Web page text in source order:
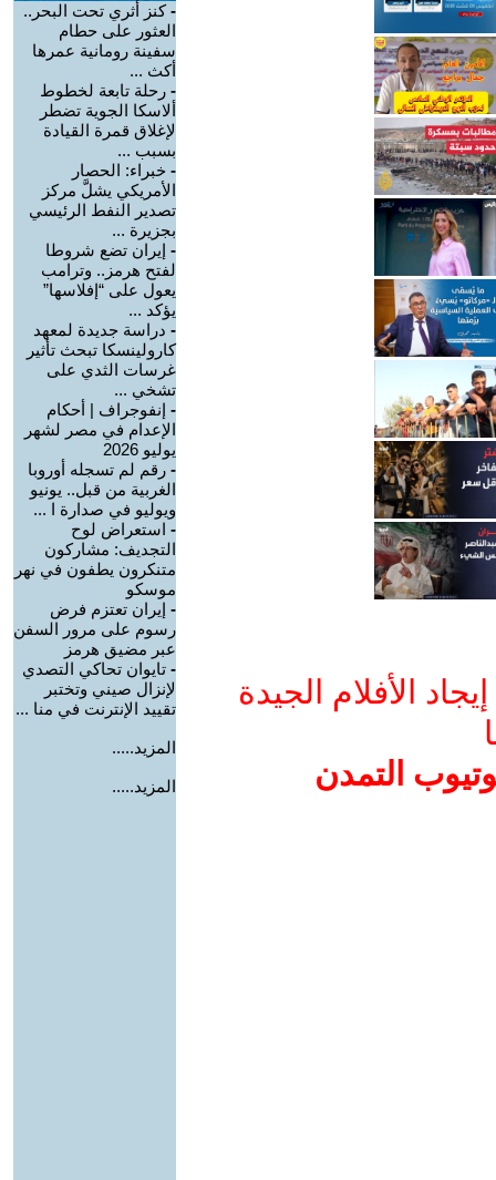
الأفلام الجيدة
التمدن
-كنز أثري تحت البحر..
العثور على حطام
سفينة رومانية عمرها
أكث ...
- رحلة تابعة لخطوط
ألاسكا الجوية تضطر
لإغلاق قمرة القيادة
بسبب ...
- خبراء: الحصار
الأمريكي يشلَّ مركز
تصدير النفط الرئيسي
بجزيرة ...
- إيران تضع شروطا
لفتح هرمز.. وترامب
يعول على “إفلاسها”
يؤكد ...
- دراسة جديدة لمعهد
كارولينسكا تبحث تأثير
غرسات الثدي على
تشخي ...
- إنفوجراف | أحكام
الإعدام في مصر لشهر
يوليو 2026
- رقم لم تسجله أوروبا
الغربية من قبل.. يونيو
ويوليو في صدارة ا ...
- استعراض لوح
التجديف: مشاركون
متنكرون يطفون في نهر
موسكو
- إيران تعتزم فرض
رسوم على مرور السفن
عبر مضيق هرمز
- تايوان تحاكي التصدي
لإنزال صيني وتختبر
تقييد الإنترنت في منا ...
المزيد.....
المزيد.....